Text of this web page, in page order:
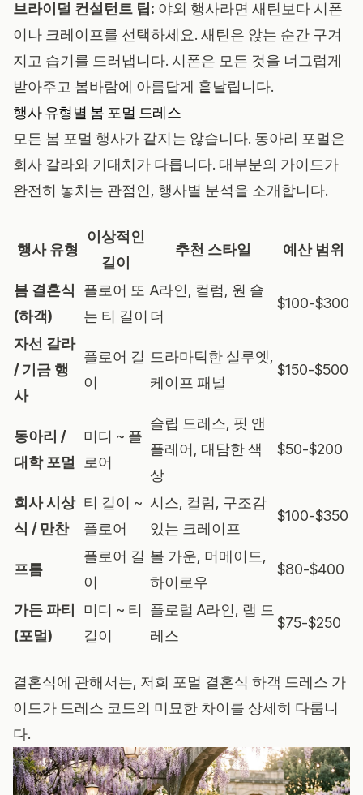
브라이덜 컨설턴트 팁: 야외 행사라면 새틴보다 시폰
이나 크레이프를 선택하세요. 새틴은 앉는 순간 구겨
지고 습기를 드러냅니다. 시폰은 모든 것을 너그럽게
받아주고 봄바람에 아름답게 흩날립니다.
행사 유형별 봄 포멀 드레스
모든 봄 포멀 행사가 같지는 않습니다. 동아리 포멀은
회사 갈라와 기대치가 다릅니다. 대부분의 가이드가
완전히 놓치는 관점인, 행사별 분석을 소개합니다.
행사 유형
이상적인
길이
추천 스타일 예산 범위
봄 결혼식
(하객)
플로어 또
는 티 길이
A라인, 컬럼, 원 숄
더
$100-$300
자선 갈라
/ 기금 행
사
플로어 길
이
드라마틱한 실루엣,
케이프 패널
$150-$500
동아리 /
대학 포멀
미디 ~ 플
로어
슬립 드레스, 핏 앤
플레어, 대담한 색
상
$50-$200
회사 시상
식 / 만찬
티 길이 ~
플로어
시스, 컬럼, 구조감
있는 크레이프
$100-$350
프롬
플로어 길
이
볼 가운, 머메이드,
하이로우
$80-$400
가든 파티
(포멀)
미디 ~ 티
길이
플로럴 A라인, 랩 드
레스
$75-$250
결혼식에 관해서는, 저희 포멀 결혼식 하객 드레스 가
이드가 드레스 코드의 미묘한 차이를 상세히 다룹니
다.